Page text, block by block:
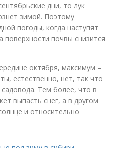
дни, то лук
зимой. Поэтому
погоды, когда наступят
поверхности почвы снизится
октября, максимум –
естественно, нет, так что
садовода. Тем более, что в
выпасть снег, а в другом
и относительно